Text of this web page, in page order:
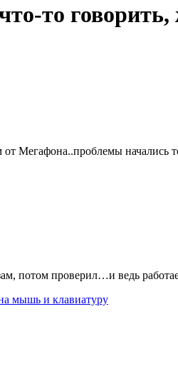
то
Мегафона..проблемы начались
потом проверил…и ведь
мышь и клавиатуру